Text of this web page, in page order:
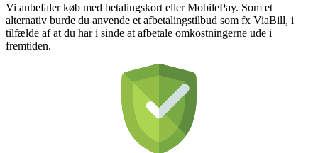
Vi anbefaler køb med betalingskort eller MobilePay. Som et
alternativ burde du anvende et afbetalingstilbud som fx ViaBill, i
tilfælde af at du har i sinde at afbetale omkostningerne ude i
fremtiden.